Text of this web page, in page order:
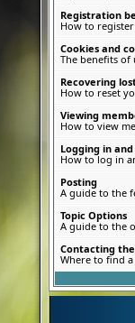
Registration
How to
Cookies and
The benefits of
Recovering
How to reset
Viewing
How to view
Logging in
How to log in
Posting
A guide to the
Topic Options
A guide to the
Contacting
Where to find